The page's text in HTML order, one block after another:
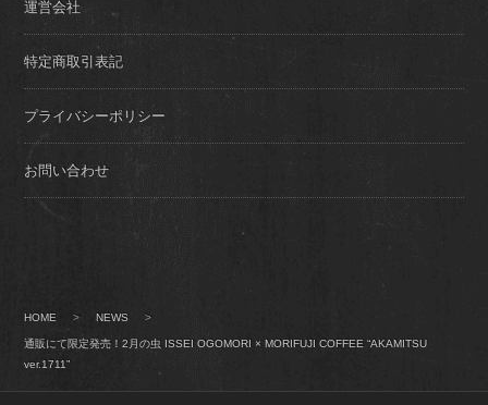
運営会社
特定商取引表記
プライバシーポリシー
お問い合わせ
HOME > NEWS >
通販にて限定発売！2月の虫 ISSEI OGOMORI × MORIFUJI COFFEE “AKAMITSU
ver.1711”